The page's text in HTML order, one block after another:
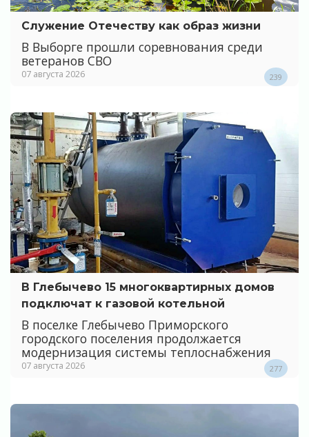
Служение Отечеству как образ жизни
В Выборге прошли соревнования среди
ветеранов СВО
07 августа 2026 239
В Глебычево 15 многоквартирных домов
подключат к газовой котельной
В поселке Глебычево Приморского
городского поселения продолжается
модернизация системы теплоснабжения
07 августа 2026 277